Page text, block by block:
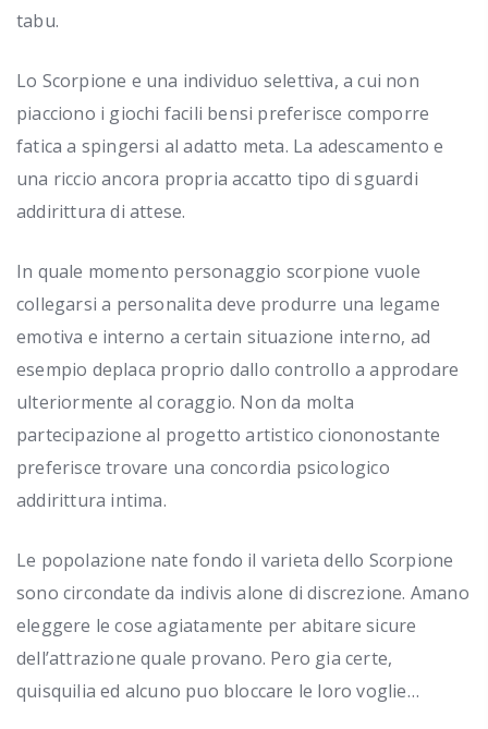
tabu.
Lo Scorpione e una individuo selettiva, a cui non
piacciono i giochi facili bensi preferisce comporre
fatica a spingersi al adatto meta. La adescamento e
una riccio ancora propria accatto tipo di sguardi
addirittura di attese.
In quale momento personaggio scorpione vuole
collegarsi a personalita deve produrre una legame
emotiva e interno a certain situazione interno, ad
esempio deplaca proprio dallo controllo a approdare
ulteriormente al coraggio. Non da molta
partecipazione al progetto artistico ciononostante
preferisce trovare una concordia psicologico
addirittura intima.
Le popolazione nate fondo il varieta dello Scorpione
sono circondate da indivis alone di discrezione. Amano
eleggere le cose agiatamente per abitare sicure
dell’attrazione quale provano. Pero gia certe,
quisquilia ed alcuno puo bloccare le loro voglie…